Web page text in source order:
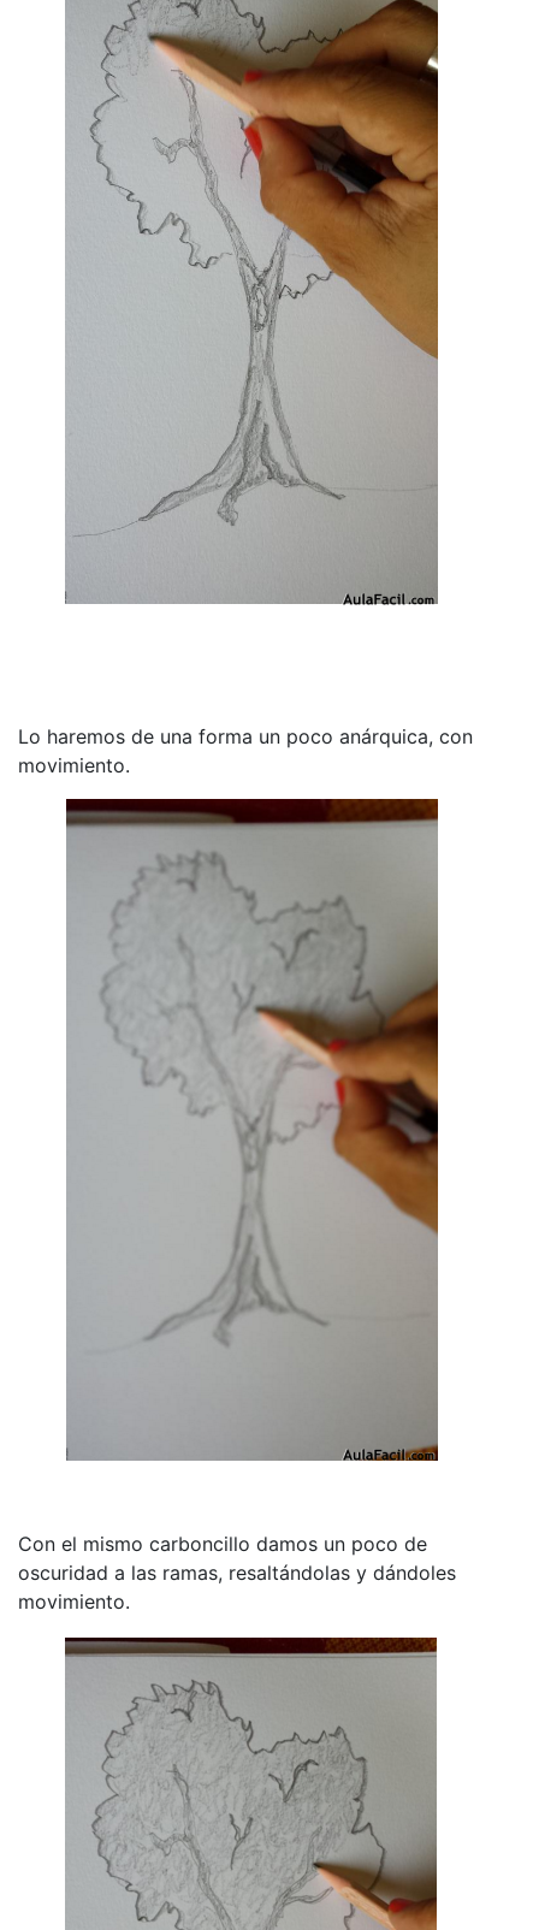
Lo haremos de una forma un poco anárquica, con
movimiento.
Con el mismo carboncillo damos un poco de
oscuridad a las ramas, resaltándolas y dándoles
movimiento.